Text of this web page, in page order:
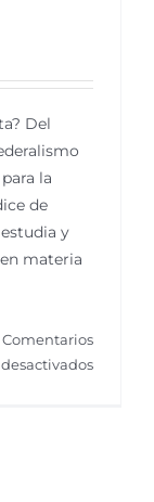
Del
la
de
y
materia
Comentarios
desactivadosen